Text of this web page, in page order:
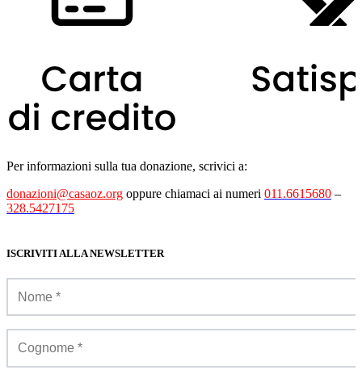
Per informazioni sulla tua donazione, scrivici a:
donazioni@casaoz.org oppure chiamaci ai numeri 011.6615680 –
328.5427175
ISCRIVITI ALLA NEWSLETTER